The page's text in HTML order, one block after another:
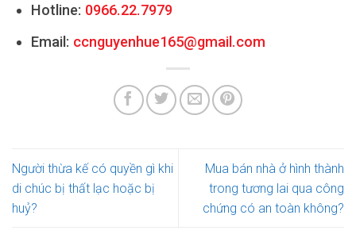
Hotline: 0966.22.7979
Email: ccnguyenhue165@gmail.com
Người thừa kế có quyền gì khi
di chúc bị thất lạc hoặc bị
huỷ?
Mua bán nhà ở hình thành
trong tương lai qua công
chứng có an toàn không?